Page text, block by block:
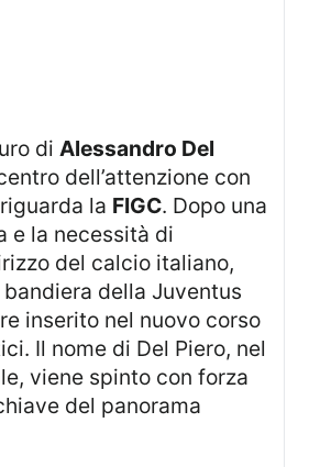
diAlessandro Del
dell’attenzione con
la FIGC. Dopo una
e la necessità di
del calcio italiano,
bandiera della Juventus
inserito nel nuovo corso
Il nome di Del Piero, nel
viene spinto con forza
del panorama